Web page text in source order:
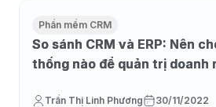
Phần mềm CRM
So sánh CRM và ERP: Nên
thống nào để quản trị doanh
Trần Thị Linh Phương 30/11/2022